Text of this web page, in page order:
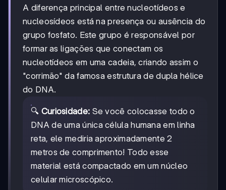
A diferença principal entre nucleotídeos e
nucleosídeos está na presença ou ausência do
grupo fosfato. Este grupo é responsável por
formar as ligações que conectam os
nucleotídeos em uma cadeia, criando assim o
"corrimão" da famosa estrutura de dupla hélice
do DNA.
🔍 Curiosidade: Se você colocasse todo o
DNA de uma única célula humana em linha
reta, ele mediria aproximadamente 2
metros de comprimento! Todo esse
material está compactado em um núcleo
celular microscópico.